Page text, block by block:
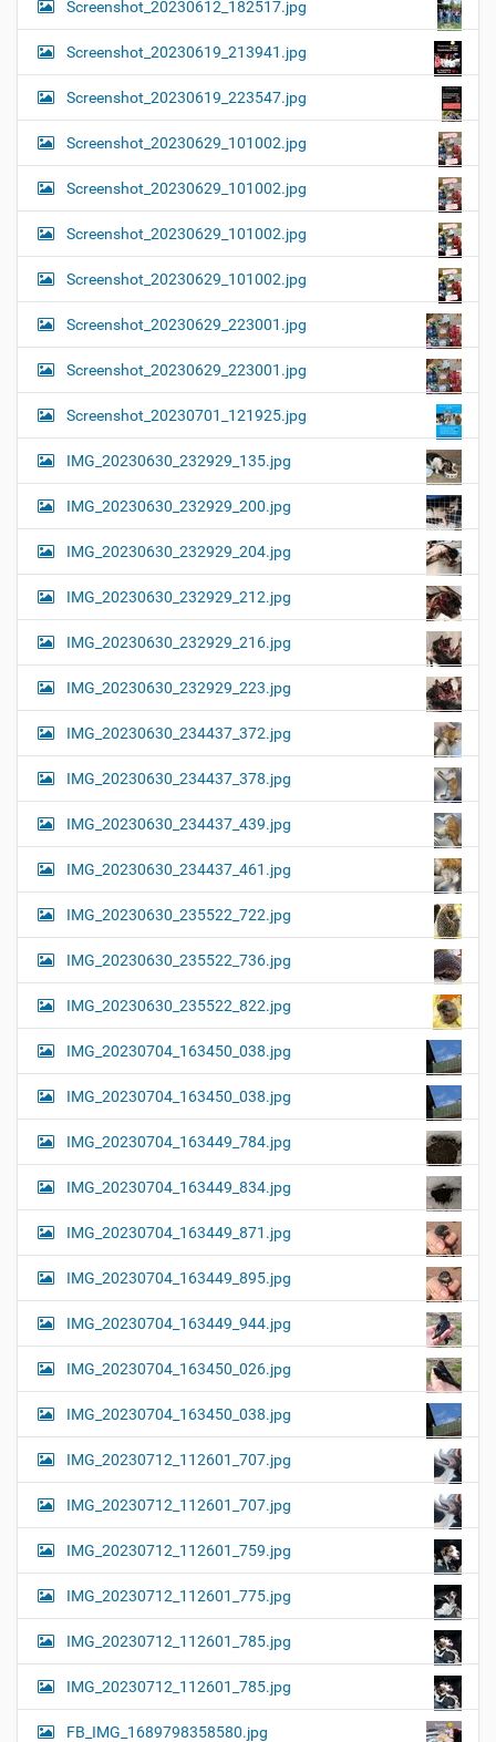
Screenshot_20230612_182517.jpg
Screenshot_20230619_213941.jpg
Screenshot_20230619_223547.jpg
Screenshot_20230629_101002.jpg
Screenshot_20230629_101002.jpg
Screenshot_20230629_101002.jpg
Screenshot_20230629_101002.jpg
Screenshot_20230629_223001.jpg
Screenshot_20230629_223001.jpg
Screenshot_20230701_121925.jpg
IMG_20230630_232929_135.jpg
IMG_20230630_232929_200.jpg
IMG_20230630_232929_204.jpg
IMG_20230630_232929_212.jpg
IMG_20230630_232929_216.jpg
IMG_20230630_232929_223.jpg
IMG_20230630_234437_372.jpg
IMG_20230630_234437_378.jpg
IMG_20230630_234437_439.jpg
IMG_20230630_234437_461.jpg
IMG_20230630_235522_722.jpg
IMG_20230630_235522_736.jpg
IMG_20230630_235522_822.jpg
IMG_20230704_163450_038.jpg
IMG_20230704_163450_038.jpg
IMG_20230704_163449_784.jpg
IMG_20230704_163449_834.jpg
IMG_20230704_163449_871.jpg
IMG_20230704_163449_895.jpg
IMG_20230704_163449_944.jpg
IMG_20230704_163450_026.jpg
IMG_20230704_163450_038.jpg
IMG_20230712_112601_707.jpg
IMG_20230712_112601_707.jpg
IMG_20230712_112601_759.jpg
IMG_20230712_112601_775.jpg
IMG_20230712_112601_785.jpg
IMG_20230712_112601_785.jpg
FB_IMG_1689798358580.jpg